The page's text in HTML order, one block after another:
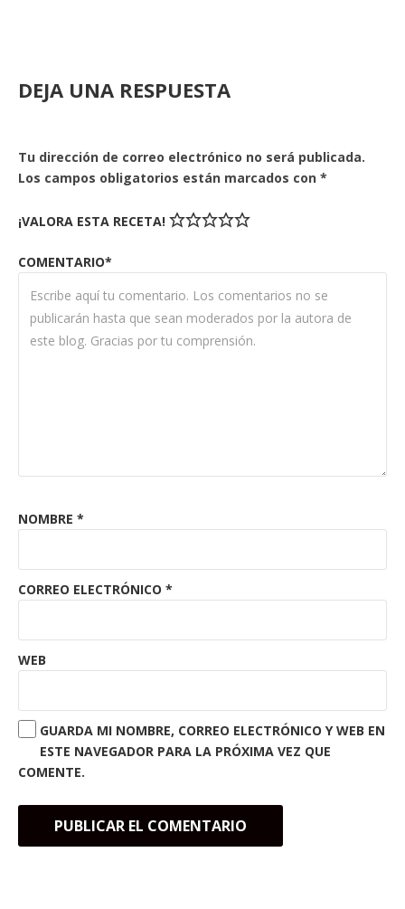
DEJA UNA RESPUESTA
Tu dirección de correo electrónico no será publicada.
Los campos obligatorios están marcados con *
¡VALORA ESTA RECETA!
COMENTARIO*
NOMBRE *
CORREO ELECTRÓNICO *
WEB
GUARDA MI NOMBRE, CORREO ELECTRÓNICO Y WEB EN
ESTE NAVEGADOR PARA LA PRÓXIMA VEZ QUE
COMENTE.